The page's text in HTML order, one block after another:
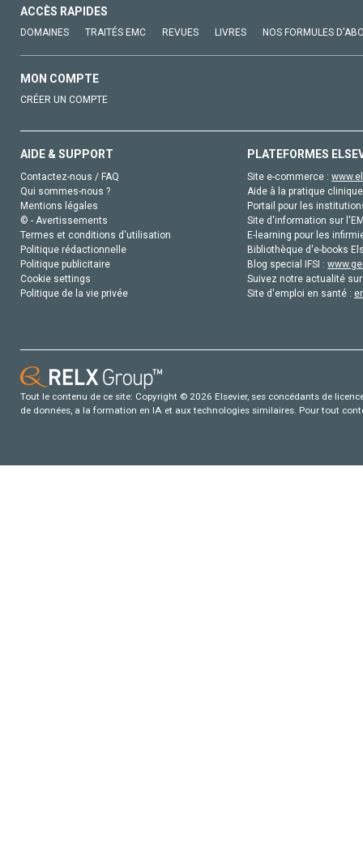
ACCÈS RAPIDES
DOMAINES TRAITÉS EMC REVUES LIVRES NOS FORMULES
MON COMPTE
CRÉER UN COMPTE
AIDE & SUPPORT
Contactez-nous / FAQ
Qui sommes-nous ?
Mentions légales
© - Avertissements
Termes et conditions d'utilisation
Politique rédactionnelle
Politique publicitaire
Cookie settings
Politique de la vie privée
PLATEFORMES
Site e-commerce :
Aide à la pratique
Portail pour les
Site d'information sur
E-learning pour les
Bibliothèque d'e-books
Blog special IFSI :
Suivez notre actualité
Site d'emploi en santé :
Tout le contenu de ce site: Copyright © 2026 Elsevier, ses concédants de
de données, a la formation en IA et aux technologies similaires. Pour tout